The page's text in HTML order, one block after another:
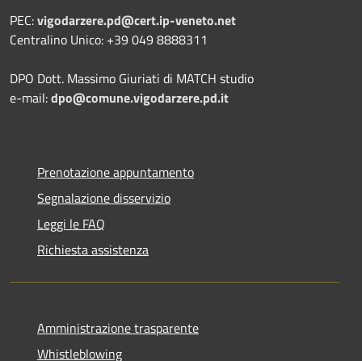
PEC:vigodarzere.pd@cert.ip-veneto.net
Centralino Unico: +39 049 8888311
DPO Dott. Massimo Giuriati di MATCH studio
e-mail:dpo@comune.vigodarzere.pd.it
Prenotazione appuntamento
Segnalazione disservizio
Leggi le FAQ
Richiesta assistenza
Amministrazione trasparente
Whistleblowing